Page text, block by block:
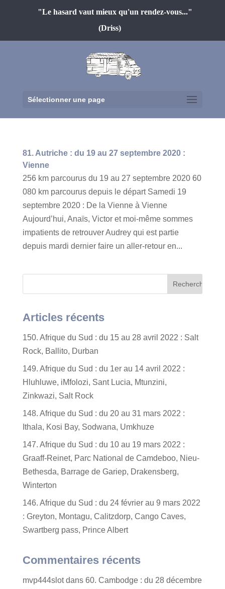
"Le hasard vaut mieux qu'un rendez-vous..."
(Driss)
Sélectionner une page
81. Autriche : du 19 au 27 septembre 2020 :
Vienne
256 km parcourus du 19 au 27 septembre 2020 60
080 km parcourus depuis le départ Samedi 19
septembre 2020 : De la Vienne à Vienne
Aujourd’hui, Anaïs, Victor et moi-même sommes
impatients de retrouver Audrey qui est partie
depuis mardi dernier faire un aller-retour en...
Articles récents
150. Afrique du Sud : du 15 au 28 avril 2022 : Salt
Rock, Ballito, Durban
149. Afrique du Sud : du 1er au 14 avril 2022 :
Hluhluwe, iMfolozi, Sant Lucia, Mtunzini,
Zinkwazi, Salt Rock
148. Afrique du Sud : du 20 au 31 mars 2022 :
Ithala, Kosi Bay, Sodwana, Umkhuze
147. Afrique du Sud : du 10 au 19 mars 2022 :
Graaff-Reinet, Parc National de Camdeboo, Nieu-
Bethesda, Barrage de Gariep, Drakensberg,
Winterton
146. Afrique du Sud : du 24 février au 9 mars 2022
: Greyton, Montagu, Calitzdorp, Cango Caves,
Swartberg pass, Prince Albert
Commentaires récents
mvp444slotdans 60. Cambodge : du 28 décembre